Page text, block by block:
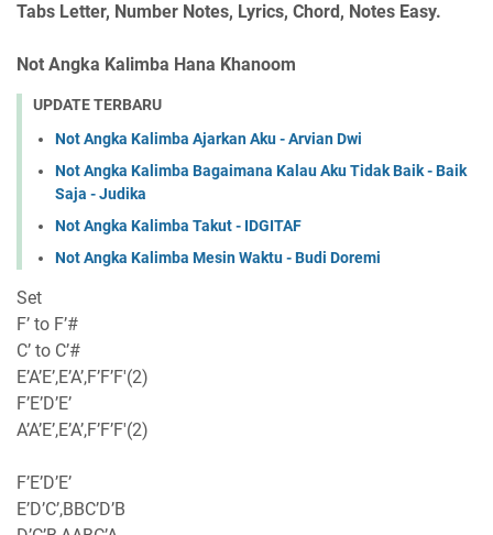
Tabs Letter, Number Notes, Lyrics, Chord, Notes Easy.
Not Angka Kalimba Hana Khanoom
UPDATE TERBARU
Not Angka Kalimba Ajarkan Aku - Arvian Dwi
Not Angka Kalimba Bagaimana Kalau Aku Tidak Baik - Baik
Saja - Judika
Not Angka Kalimba Takut - IDGITAF
Not Angka Kalimba Mesin Waktu - Budi Doremi
Set
F’ to F’#
C’ to C’#
E’A’E’,E’A’,F’F’F'(2)
F’E’D’E’
A’A’E’,E’A’,F’F’F'(2)
F’E’D’E’
E’D’C’,BBC’D’B